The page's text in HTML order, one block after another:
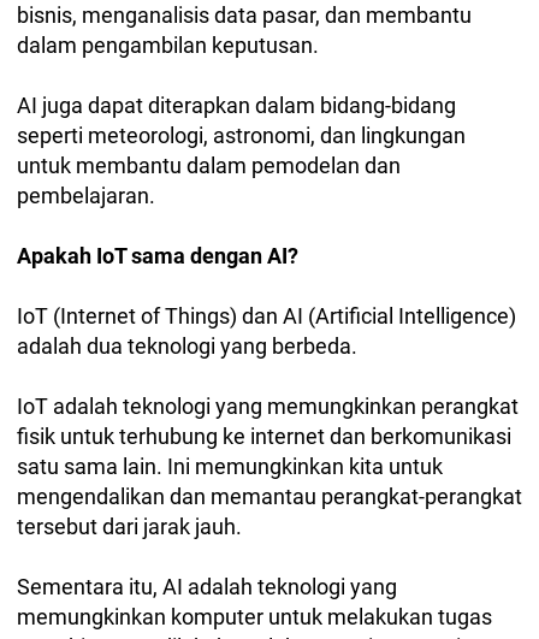
bisnis, menganalisis data pasar, dan membantu
dalam pengambilan keputusan.
AI juga dapat diterapkan dalam bidang-bidang
seperti meteorologi, astronomi, dan lingkungan
untuk membantu dalam pemodelan dan
pembelajaran.
Apakah IoT sama dengan AI?
IoT (Internet of Things) dan AI (Artificial Intelligence)
adalah dua teknologi yang berbeda.
IoT adalah teknologi yang memungkinkan perangkat
fisik untuk terhubung ke internet dan berkomunikasi
satu sama lain. Ini memungkinkan kita untuk
mengendalikan dan memantau perangkat-perangkat
tersebut dari jarak jauh.
Sementara itu, AI adalah teknologi yang
memungkinkan komputer untuk melakukan tugas